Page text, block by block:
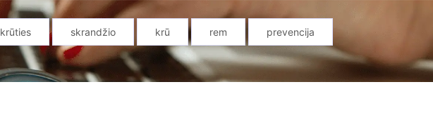
krūties skrandžio krū rem prevencija